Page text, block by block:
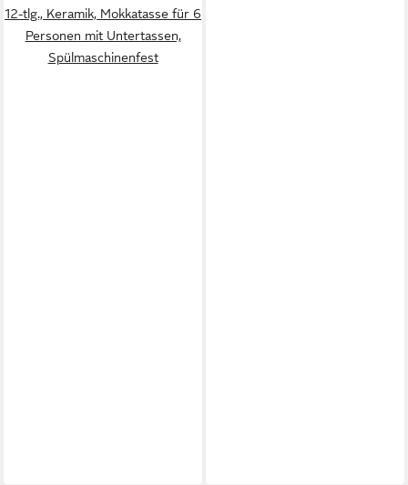
12-tlg., Keramik, Mokkatasse für 6
Personen mit Untertassen,
Spülmaschinenfest